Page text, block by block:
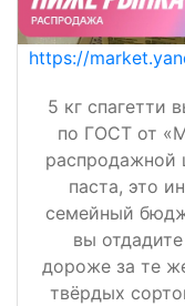
https://
5 кг спагетти
по ГОСТ от
распродажной
паста, это
семейный
вы
дороже за те
твёрдых